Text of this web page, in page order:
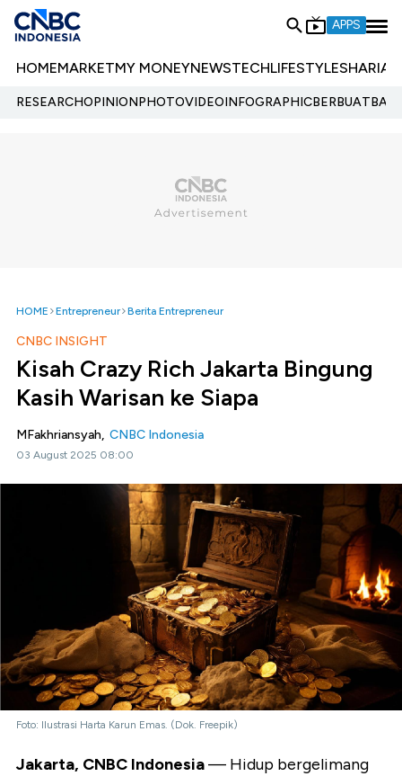
APPS
HOMEMARKETMY MONEYNEWSTECHLIFESTYLESHARIA
RESEARCHOPINIONPHOTOVIDEOINFOGRAPHIC
HOME Entrepreneur Berita Entrepreneur
CNBC INSIGHT
Kisah Crazy Rich Jakarta Bingung
Kasih Warisan ke Siapa
MFakhriansyah, CNBC Indonesia
03 August 2025 08:00
Foto: Ilustrasi Harta Karun Emas. (Dok. Freepik)
Jakarta, CNBC Indonesia— Hidup bergelimang